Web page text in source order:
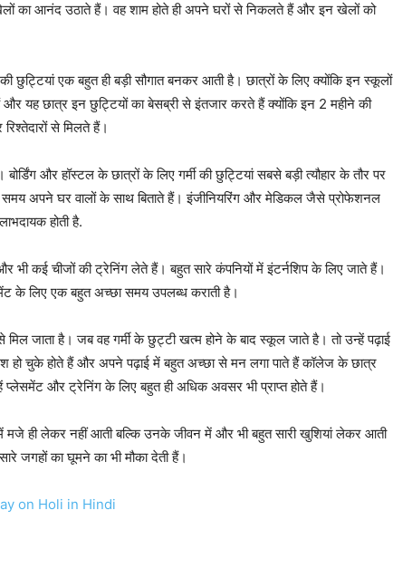
का आनंद उठाते हैं। वह शाम होते ही अपने घरों से निकलते हैं और इन खेलों को
की छुट्टियां एक बहुत ही बड़ी सौगात बनकर आती है। छात्रों के लिए क्योंकि इन स्कूलों
और यह छात्र इन छुट्टियों का बेसब्री से इंतजार करते हैं क्योंकि इन 2 महीने की
से मिलते हैं।
और हॉस्टल के छात्रों के लिए गर्मी की छुट्टियां सबसे बड़ी त्यौहार के तौर पर
समय अपने घर वालों के साथ बिताते हैं। इंजीनियरिंग और मेडिकल जैसे प्रोफेशनल
होती है.
भी कई चीजों की ट्रेनिंग लेते हैं। बहुत सारे कंपनियों में इंटर्नशिप के लिए जाते हैं।
के लिए एक बहुत अच्छा समय उपलब्ध कराती है।
मिल जाता है। जब वह गर्मी के छुट्टी खत्म होने के बाद स्कूल जाते है। तो उन्हें पढ़ाई
हो चुके होते हैं और अपने पढ़ाई में बहुत अच्छा से मन लगा पाते हैं कॉलेज के छात्र
और ट्रेनिंग के लिए बहुत ही अधिक अवसर भी प्राप्त होते हैं।
मजे ही लेकर नहीं आती बल्कि उनके जीवन में और भी बहुत सारी खुशियां लेकर आती
जगहों का घूमने का भी मौका देती हैं।
on Holi in Hindi